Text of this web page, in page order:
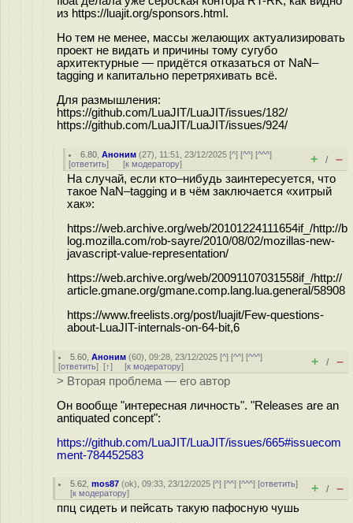
из https://luajit.org/sponsors.html.
Но тем не менее, массы желающих актуализировать
проект не видать и причины тому сугубо
архитектурные — придётся отказаться от NaN–
tagging и капитально перетряхивать всё.
Для размышления:
https://github.com/LuaJIT/LuaJIT/issues/182/
https://github.com/LuaJIT/LuaJIT/issues/924/
6.80 ,Аноним (27), 11:51, 23/12/2025 [^] [^^] [^^^]
[ответить] [к модератору] + / –
На случай, если кто–нибудь заинтересуется, что
такое NaN–tagging и в чём заключается «хитрый
хак»:
https://web.archive.org/web/20101224111654if_/http://b
log.mozilla.com/rob-sayre/2010/08/02/mozillas-new-
javascript-value-representation/
https://web.archive.org/web/20091107031558if_/http://
article.gmane.org/gmane.comp.lang.lua.general/58908
https://www.freelists.org/post/luajit/Few-questions-
about-LuaJIT-internals-on-64-bit,6
5.60 ,Аноним (60), 09:28, 23/12/2025 [^] [^^] [^^^]
[ответить] [↑] [к модератору] + / –
> Вторая проблема — его автор
Он вообще "интересная личность". "Releases are an
antiquated concept":
https://github.com/LuaJIT/LuaJIT/issues/665#issuecom
ment-784452583
5.62 ,mos87 (ok), 09:33, 23/12/2025 [^] [^^] [^^^] [ответить]
[к модератору] + / –
ппц сидеть и пейсать такую пафосную чушь